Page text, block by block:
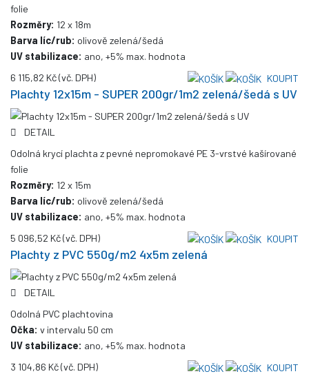
folie
Rozměry: 12 x 18m
Barva líc/rub: olivově zelená/šedá
UV stabilizace: ano, +5% max. hodnota
6 115,82 Kč(vč. DPH) KOUPIT
Plachty 12x15m - SUPER 200gr/1m2 zelená/šedá s UV
DETAIL
Odolná krycí plachta z pevné nepromokavé PE 3-vrstvé kašírované
folie
Rozměry: 12 x 15m
Barva líc/rub: olivově zelená/šedá
UV stabilizace: ano, +5% max. hodnota
5 096,52 Kč(vč. DPH) KOUPIT
Plachty z PVC 550g/m2 4x5m zelená
DETAIL
Odolná PVC plachtovina
Očka: v intervalu 50 cm
UV stabilizace: ano, +5% max. hodnota
3 104,86 Kč(vč. DPH) KOUPIT